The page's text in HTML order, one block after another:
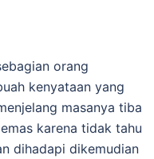
orang
kenyataan yang
masanya tiba
karena tidak tahu
dihadapi dikemudian